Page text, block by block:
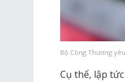
Bộ Công Thương
Cụ thể, lập